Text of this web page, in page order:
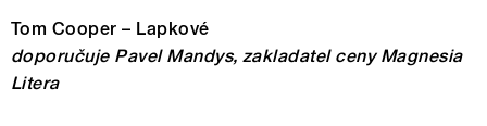
Tom Cooper – Lapkové
doporučuje Pavel Mandys, zakladatel ceny Magnesia
Litera